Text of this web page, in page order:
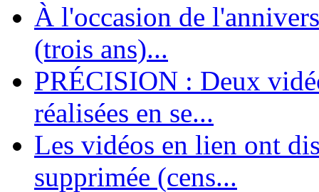
En 2004, une dizaine de personnes contribuèrent au lancement de
dernières années. L'aventure se pou...
À l'occasion de
(trois ans)...
PRÉCISION : Deux
réalisées en se...
Les vidéos en lien ont
supprimée (cens...